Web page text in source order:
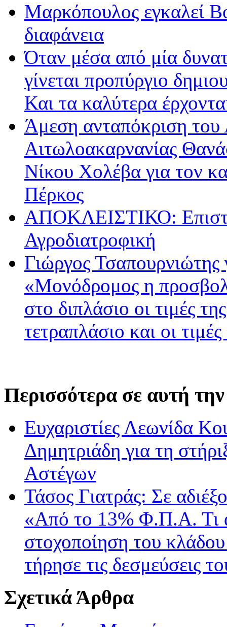
Μαρκόπουλος εγκαλεί
διαφάνεια
Όταν μέσα από μία
γίνεται προπύργιο
Και τα καλύτερα
Άμεση ανταπόκριση του
Αιτωλοακαρνανίας
Νίκου Χολέβα για τον
Πέρκος
ΑΠΟΚΛΕΙΣΤΙΚΟ:
Αγροδιατροφική
Γιώργος
«Μονόδρομος η
στο διπλάσιο οι τιμές
τετραπλάσιο και οι
Περισσότερα σε αυτή
Ευχαριστίες Λεωνίδα
Δημητριάδη για τη
Αστέγων
Τάσος Γιατράς: Σε
«Από το 13% Φ.Π.Α. Τι
στοχοποίηση του
τήρησε τις δεσμεύσεις
Σχετικά Άρθρα